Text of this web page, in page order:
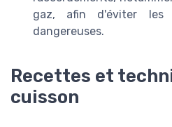
gaz, afin d'éviter les
dangereuses.
Recettes et
cuisson